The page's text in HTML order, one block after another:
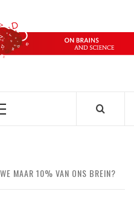
DONDERS
// ON BRAINS AND
MAAR 10% VAN ONS BREIN?